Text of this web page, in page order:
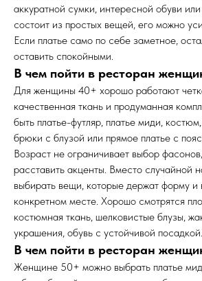
аккуратной сумки, интересной обуви
состоит из простых вещей, его можно
Если платье само по себе заметное,
оставить спокойными.
В чем пойти в ресторан
Для женщины 40+ хорошо работают
качественная ткань и продуманная
быть платье-футляр, платье миди,
брюки с блузой или прямое платье с
Возраст не ограничивает выбор
расставить акценты. Вместо случайной
выбирать вещи, которые держат форму и
конкретном месте. Хорошо смотрятся
костюмная ткань, шелковистые блузы,
украшения, обувь с устойчивой посадкой.
В чем пойти в ресторан
Женщине 50+ можно выбрать платье